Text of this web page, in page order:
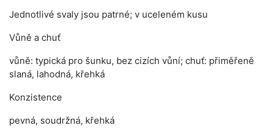
Jednotlivé svaly jsou patrné; v uceleném kusu
Vůně a chuť
vůně: typická pro šunku, bez cizích vůní; chuť: přiměřeně
slaná, lahodná, křehká
Konzistence
pevná, soudržná, křehká